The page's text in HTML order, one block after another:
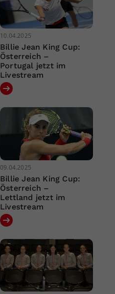
10.04.2025
Billie Jean King Cup:
Österreich –
Portugal jetzt im
Livestream
09.04.2025
Billie Jean King Cup:
Österreich –
Lettland jetzt im
Livestream